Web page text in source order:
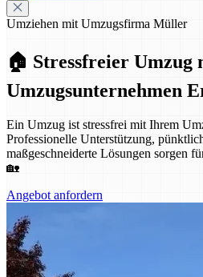
Umziehen mit Umzugsfirma Müller
🏠 Stressfreier Umzug
Umzugsunternehmen
Ein Umzug ist stressfrei mit Ihrem
Professionelle Unterstützung,
maßgeschneiderte Lösungen sorgen
🏡
Angebot anfordern